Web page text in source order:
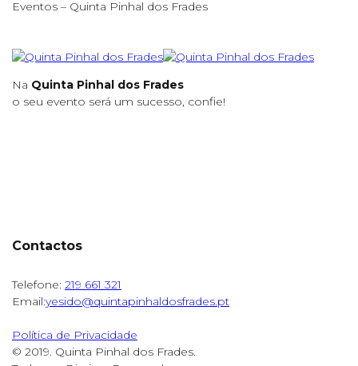
Eventos – Quinta Pinhal dos Frades
Na Quinta Pinhal dos Frades
o seu evento será um sucesso, confie!
Contactos
Telefone: 219 661 321
Email:yesido@quintapinhaldosfrades.pt
Política de Privacidade
© 2019. Quinta Pinhal dos Frades.